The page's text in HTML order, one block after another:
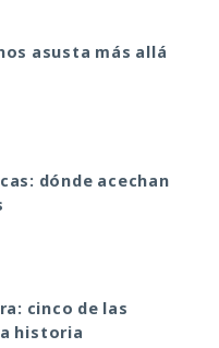
asusta más allá
dónde acechan
cinco de las
historia